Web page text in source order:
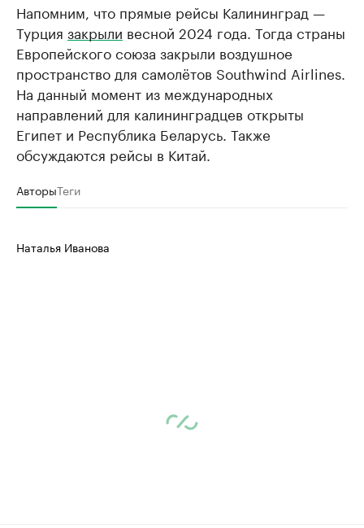
Напомним, что прямые рейсы Калининград —
Турция закрыли весной 2024 года. Тогда страны
Европейского союза закрыли воздушное
пространство для самолётов Southwind Airlines.
На данный момент из международных
направлений для калининградцев открыты
Египет и Республика Беларусь. Также
обсуждаются рейсы в Китай.
АвторыТеги
Наталья Иванова